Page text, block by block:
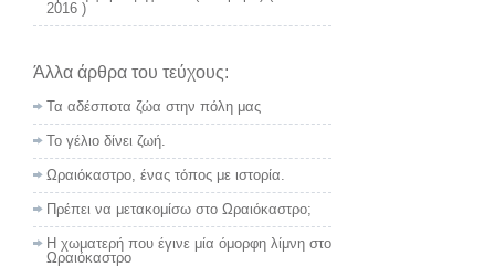
2016 )
Άλλα άρθρα του τεύχους:
Τα αδέσποτα ζώα στην πόλη μας
Το γέλιο δίνει ζωή.
Ωραιόκαστρο, ένας τόπος με ιστορία.
Πρέπει να μετακομίσω στο Ωραιόκαστρο;
Η χωματερή που έγινε μία όμορφη λίμνη στο
Ωραιόκαστρο